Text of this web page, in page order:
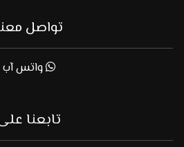
تواصل
واتس آب
تابعنا